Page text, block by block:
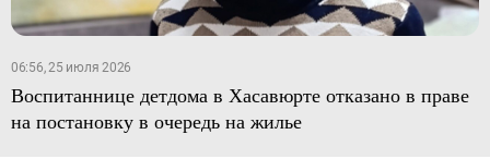
06:56, 25 июля 2026
Воспитаннице детдома в Хасавюрте отказано в праве
на постановку в очередь на жилье